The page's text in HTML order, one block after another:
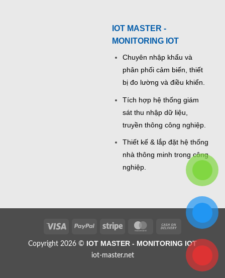
IOT MASTER -
MONITORING IOT
Chuyên nhập khẩu và
phân phối cảm biến, thiết
bị đo lường và điều khiển.
Tích hợp hệ thống giám
sát thu nhập dữ liệu,
truyền thông công nghiệp.
Thiết kế & lắp đặt hệ thống
nhà thông minh trong công
nghiệp.
Visa PayPal Stripe MasterCardCash
Delivery
Copyright 2026 © IOT MASTER - MONITORING IOT
iot-master.net